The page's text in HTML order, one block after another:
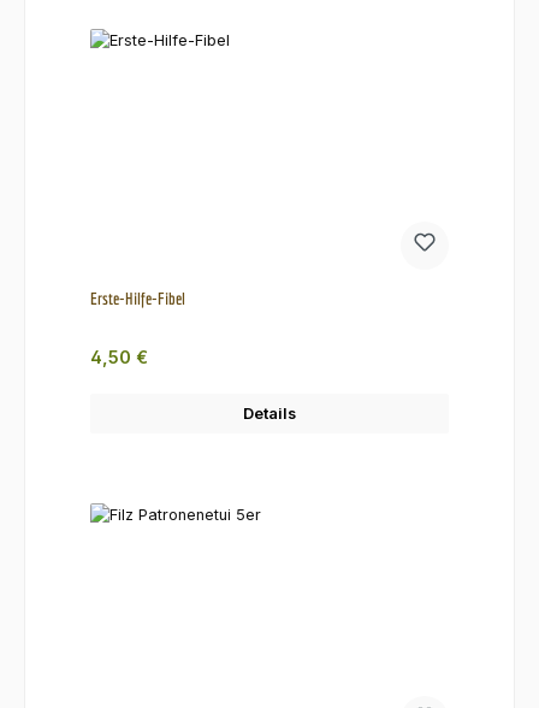
Erste-Hilfe-Fibel
Regulärer Preis:
4,50 €
Details